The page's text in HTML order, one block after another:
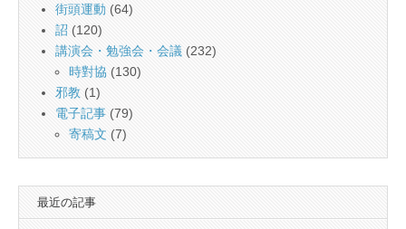
街頭運動 (64)
詔 (120)
講演会・勉強会・会議 (232)
時對協 (130)
邪教 (1)
電子記事 (79)
寄稿文 (7)
最近の記事